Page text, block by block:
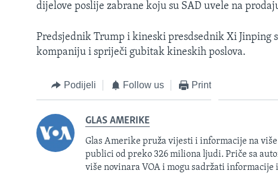
dijelove poslije zabrane koju su SAD uvele na
Predsjednik Trump i kineski presdsednik Xi Jinping
kompaniju i spriječi gubitak kineskih poslova.
Podijeli Follow us Print
GLAS AMERIKE
Glas Amerike pruža vijesti i informacije na
publici od preko 326 miliona ljudi. Priče sa
više novinara VOA i mogu sadržati informacije